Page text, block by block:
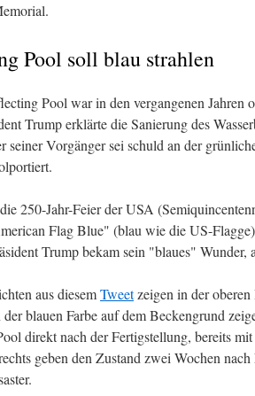
Pool soll blau strahlen
Pool war in den vergangenen
Trump erklärte die Sanierung des
seiner Vorgänger sei schuld an der
250-Jahr-Feier der USA
Flag Blue" (blau wie die US-
Trump bekam sein "blaues"
aus diesemTweetzeigen in der
blauen Farbe auf dem Beckengrund
direkt nach der Fertigstellung, bereits
geben den Zustand zwei Wochen